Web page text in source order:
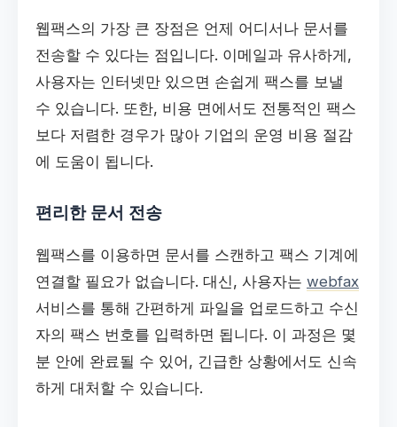
웹팩스의 가장 큰 장점은 언제 어디서나 문서를
전송할 수 있다는 점입니다. 이메일과 유사하게,
사용자는 인터넷만 있으면 손쉽게 팩스를 보낼
수 있습니다. 또한, 비용 면에서도 전통적인 팩스
보다 저렴한 경우가 많아 기업의 운영 비용 절감
에 도움이 됩니다.
편리한 문서 전송
웹팩스를 이용하면 문서를 스캔하고 팩스 기계에
연결할 필요가 없습니다. 대신, 사용자는 webfax
서비스를 통해 간편하게 파일을 업로드하고 수신
자의 팩스 번호를 입력하면 됩니다. 이 과정은 몇
분 안에 완료될 수 있어, 긴급한 상황에서도 신속
하게 대처할 수 있습니다.